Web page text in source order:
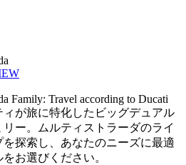
Family: Travel according to Ducati
ィが旅に特化したビッグデュアル
リー。ムルティストラーダのライ
を探索し、あなたのニーズに最適
お選びください。